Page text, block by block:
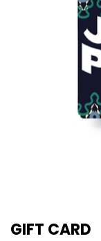
GIFT CARD